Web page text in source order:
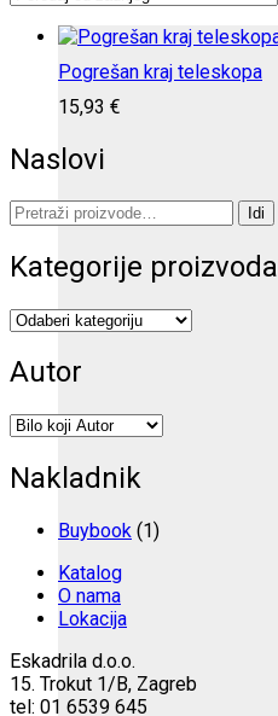
Pogrešan kraj teleskopa
15,93 €
Naslovi
Pretraži: Idi
Kategorije proizvoda
Autor
Nakladnik
Buybook (1)
Katalog
O nama
Lokacija
Eskadrila d.o.o.
15. Trokut 1/B, Zagreb
tel: 01 6539 645